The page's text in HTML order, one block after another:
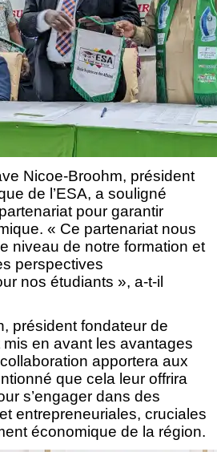
Nicoe-Broohm, président
de l’ESA, a souligné
pour garantir
« Ce partenariat nous
niveau de notre formation et
perspectives
nos étudiants », a-t-il
président fondateur de
mis en avant les avantages
apportera aux
que cela leur offrira
s’engager dans des
entrepreneuriales, cruciales
économique de la région.